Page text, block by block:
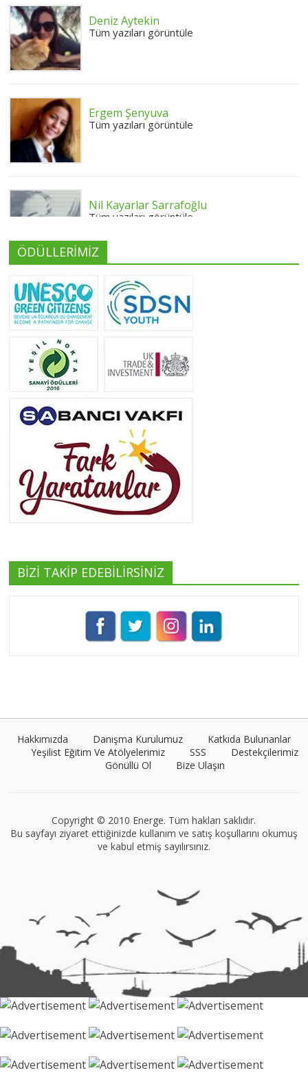
Deniz Aytekin
Tüm yazıları görüntüle
Ergem Şenyuva
Tüm yazıları görüntüle
Nil Kayarlar Sarrafoğlu
Tüm yazıları görüntüle
Yeliz Yılmaz
Tüm yazıları görüntüle
Yeşilist
Tüm yazıları görüntüle
Pınar Demirkan
Tüm yazıları görüntüle
Naz Kural
Tüm yazıları görüntüle
ÖDÜLLERİMİZ
BİZİ TAKİP EDEBİLİRSİNİZ
Hakkımızda Danışma Kurulumuz
Katkıda Bulunanlar
Yeşilist Eğitim Ve Atölyelerimiz
SSS
Destekçilerimiz
Gönüllü Ol
Bize Ulaşın
Copyright © 2010 Energe. Tüm hakları saklıdır.
Bu sayfayı ziyaret ettiğinizde kullanım ve satış koşullarını okumuş
ve kabul etmiş sayılırsınız.